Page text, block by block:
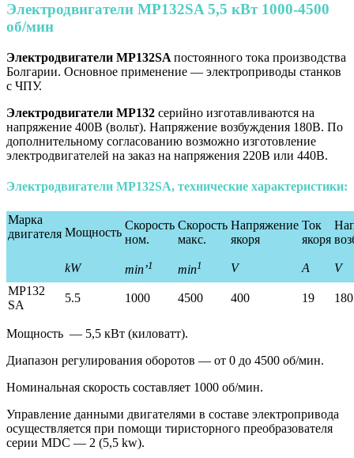
Электродвигатели МР132SA 5,5 кВт 1000-4500
об/мин
Электродвигатели МР132SA постоянного тока производства
Болгарии. Основное применение — электроприводы станков
с ЧПУ.
Электродвигатели МР132 серийно изготавливаются на
напряжение 400В (вольт). Напряжение возбуждения 180В. По
дополнительному согласованию возможно изготовление
электродвигателей на заказ на напряжения 220В или 440В.
Электродвигатели МР132SA, технические характеристики:
Марка
двигателя Мощность
Скорость
ном.
Скорость
макс.
Напряжение
якоря
Ток
якоря
kW min’1 min1 V A
V
MP132
SA
5.5 1000 4500 400 19 180
Мощность — 5,5 кВт (киловатт).
Диапазон регулирования оборотов — от 0 до 4500 об/мин.
Номинальная скорость составляет 1000 об/мин.
Управление данными двигателями в составе электропривода
осуществляется при помощи тиристорного преобразователя
серии MDС — 2 (5,5 kw).